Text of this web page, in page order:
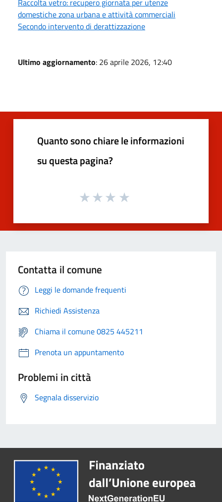
domestiche zona urbana e attività commerciali
Secondo intervento di derattizzazione
Ultimo aggiornamento: 26 aprile 2026, 12:40
Quanto sono chiare le informazioni
su questa pagina?
Contatta il comune
Leggi le domande frequenti
Richiedi Assistenza
Chiama il comune 0825 445211
Prenota un appuntamento
Problemi in città
Segnala disservizio